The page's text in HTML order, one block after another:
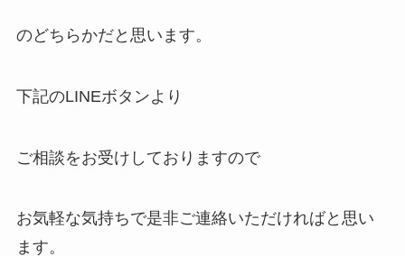
のどちらかだと思います。
下記のLINEボタンより
ご相談をお受けしておりますので
お気軽な気持ちで是非ご連絡いただければと思い
ます。